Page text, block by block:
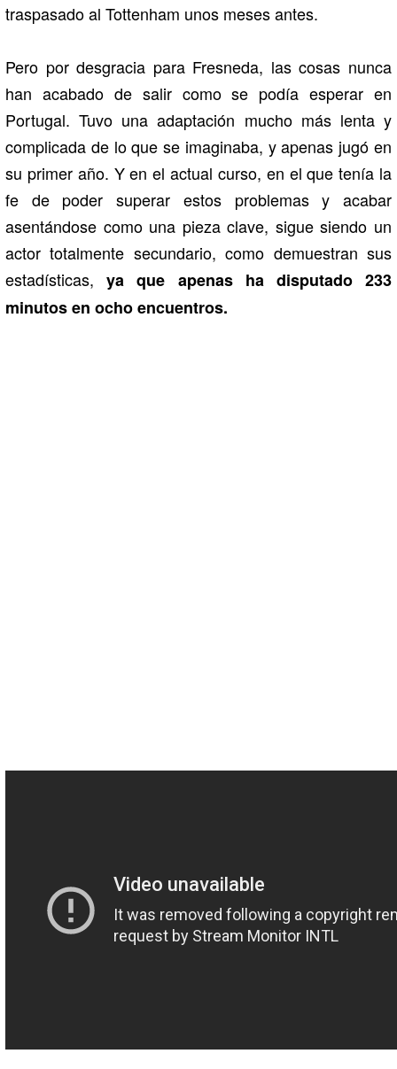
traspasado al Tottenham unos meses antes.
Pero por desgracia para Fresneda, las cosas nunca
han acabado de salir como se podía esperar en
Portugal. Tuvo una adaptación mucho más lenta y
complicada de lo que se imaginaba, y apenas jugó en
su primer año. Y en el actual curso, en el que tenía la
fe de poder superar estos problemas y acabar
asentándose como una pieza clave, sigue siendo un
actor totalmente secundario, como demuestran sus
estadísticas,ya que apenas ha disputado 233
minutos en ocho encuentros.